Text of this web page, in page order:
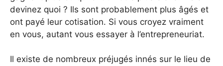
devinez quoi ? Ils sont probablement plus âgés et
ont payé leur cotisation. Si vous croyez vraiment
en vous, autant vous essayer à l’entrepreneuriat.
Il existe de nombreux préjugés innés sur le lieu de